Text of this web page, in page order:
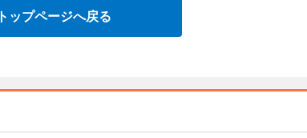
ップページへ戻る